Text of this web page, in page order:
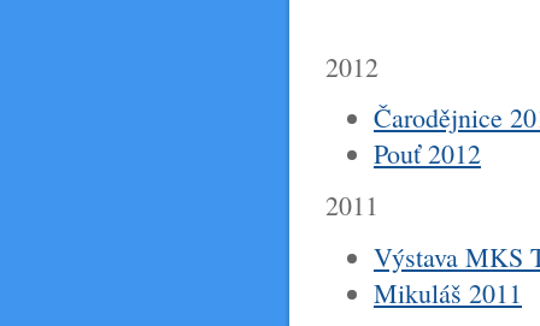
2012
Čarodějnice
Pouť 2012
2011
Výstava MKS
Mikuláš 2011